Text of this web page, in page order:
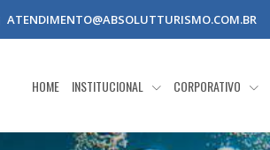
ATENDIMENTO@ABSOLUTTURISMO.COM.BR
HOME INSTITUCIONAL CORPORATIVO